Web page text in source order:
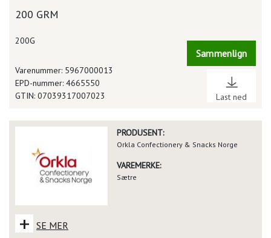
200 GRM
200G
Sammenlign
Last ned
Varenummer: 5967000013
EPD-nummer: 4665550
GTIN: 07039317007023
PRODUSENT:
Orkla Confectionery & Snacks Norge
VAREMERKE:
Sætre
+ SE MER